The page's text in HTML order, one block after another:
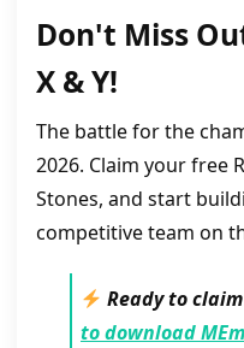
Don't Miss
X & Y!
The battle for the
2026. Claim your free
Stones, and start
competitive team on
Ready to
to download